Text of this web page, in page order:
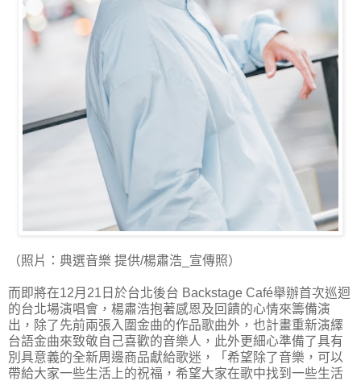
（照片：典選音樂 提供/楊肅浩_宣傳照）
而即將在12月21日於台北後台 Backstage Café舉辦首次巡迴
的台北場演唱會，楊肅浩抱著感恩及回饋的心情來籌備演
出，除了先前兩張入圍金曲的作品歌曲外，也計畫重新演繹
台語金曲來致敬自己喜歡的音樂人，此外更細心準備了具有
別具意義的全新周邊商品獻給歌迷，「希望除了音樂，可以
帶給大家一些生活上的祝福，希望大家在歌中找到一些生活